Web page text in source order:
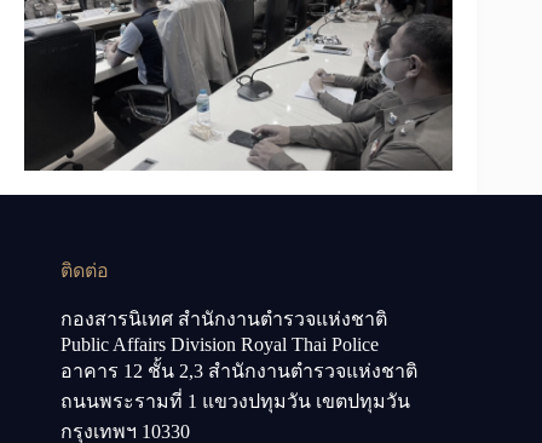
ติดต่อ
กองสารนิเทศ สำนักงานตำรวจแห่งชาติ
Public Affairs Division Royal Thai Police
อาคาร 12 ชั้น 2,3 สำนักงานตำรวจแห่งชาติ
ถนนพระรามที่ 1 แขวงปทุมวัน เขตปทุมวัน
กรุงเทพฯ 10330